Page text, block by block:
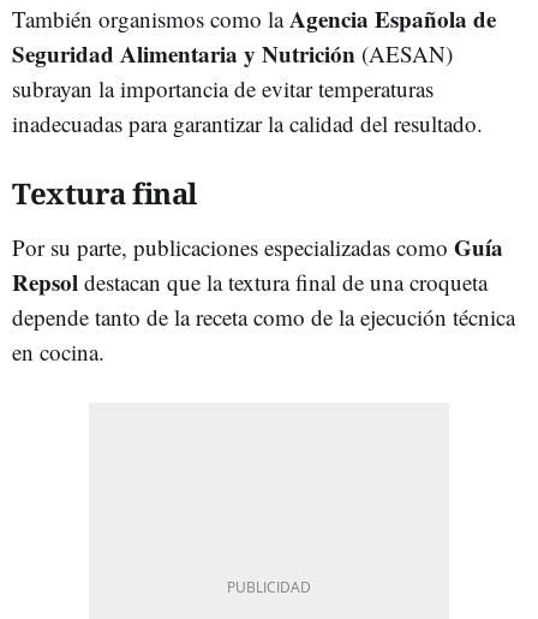
También organismos como laAgencia Española de
Seguridad Alimentaria y Nutrición (AESAN)
subrayan la importancia de evitar temperaturas
inadecuadas para garantizar la calidad del resultado.
Textura final
Por su parte, publicaciones especializadas como Guía
Repsol destacan que la textura final de una croqueta
depende tanto de la receta como de la ejecución técnica
en cocina.